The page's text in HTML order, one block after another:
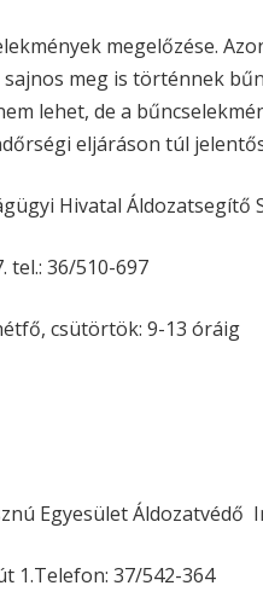
megelőzése.
meg is történnek
lehet, de a
eljáráson túl
Hivatal Áldozatsegítő
tel.: 36/510-697
csütörtök: 9-13 óráig
Egyesület Áldozatvédő
1.Telefon: 37/542-364